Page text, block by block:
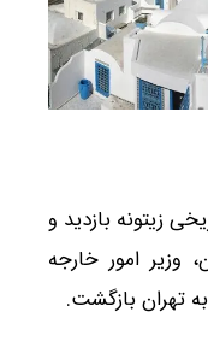
زیتونه بازدید و
وزیر امور خارجه
تهران بازگشت.